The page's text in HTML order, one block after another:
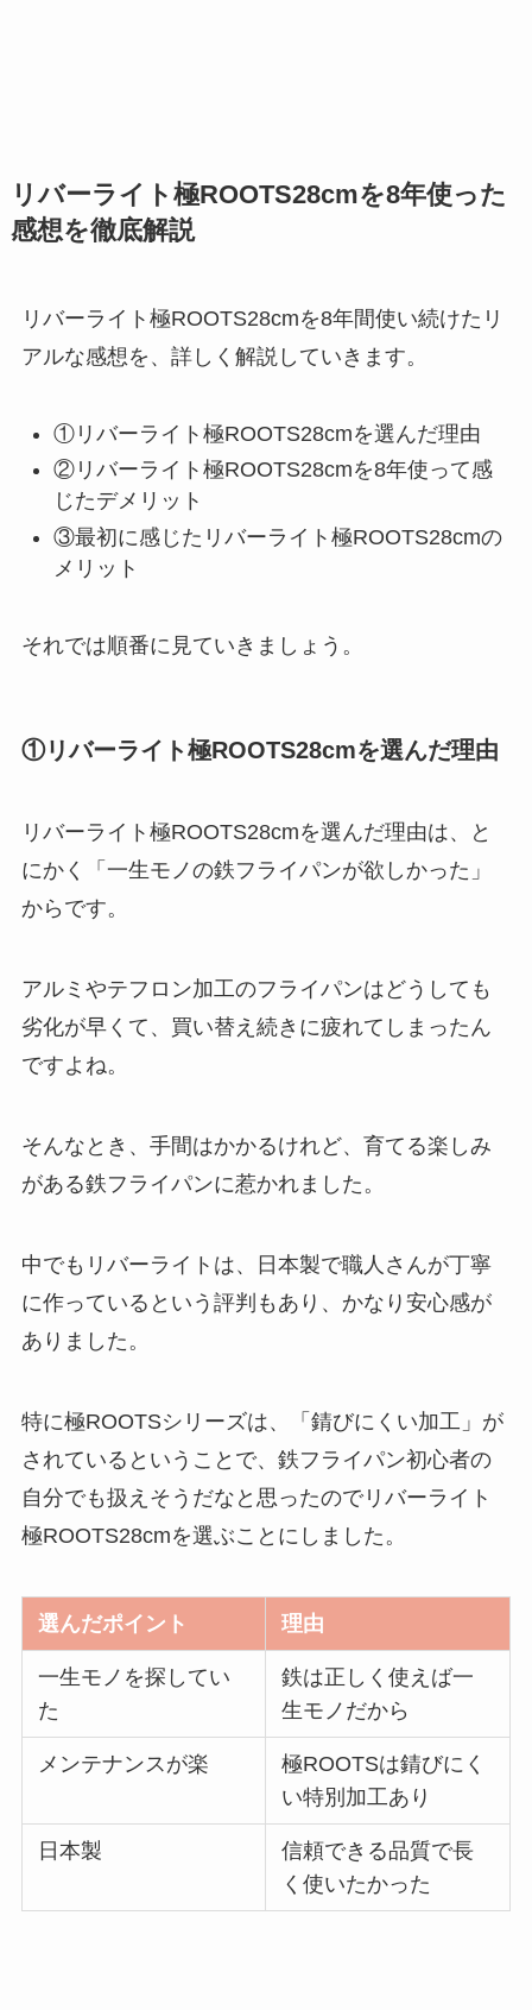
リバーライト極ROOTS28cmを8年使った
感想を徹底解説
リバーライト極ROOTS28cmを8年間使い続けたリ
アルな感想を、詳しく解説していきます。
①リバーライト極ROOTS28cmを選んだ理由
②リバーライト極ROOTS28cmを8年使って感
じたデメリット
③最初に感じたリバーライト極ROOTS28cmの
メリット
それでは順番に見ていきましょう。
①リバーライト極ROOTS28cmを選んだ理由
リバーライト極ROOTS28cmを選んだ理由は、と
にかく「一生モノの鉄フライパンが欲しかった」
からです。
アルミやテフロン加工のフライパンはどうしても
劣化が早くて、買い替え続きに疲れてしまったん
ですよね。
そんなとき、手間はかかるけれど、育てる楽しみ
がある鉄フライパンに惹かれました。
中でもリバーライトは、日本製で職人さんが丁寧
に作っているという評判もあり、かなり安心感が
ありました。
特に極ROOTSシリーズは、「錆びにくい加工」が
されているということで、鉄フライパン初心者の
自分でも扱えそうだなと思ったのでリバーライト
極ROOTS28cmを選ぶことにしました。
選んだポイント 理由
一生モノを探してい
た
鉄は正しく使えば一
生モノだから
メンテナンスが楽
極ROOTSは錆びにく
い特別加工あり
日本製
信頼できる品質で長
く使いたかった